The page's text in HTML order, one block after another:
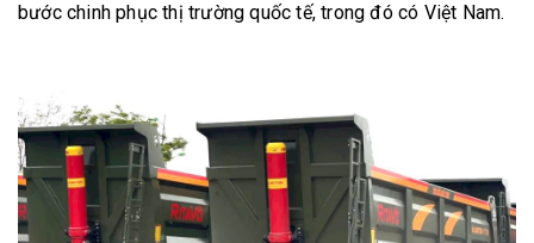
bước chinh phục thị trường quốc tế, trong đó có Việt Nam.